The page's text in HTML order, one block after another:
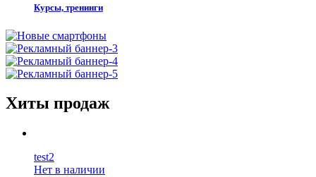
Курсы, тренинги
Хиты продаж
test2
Нет в наличии